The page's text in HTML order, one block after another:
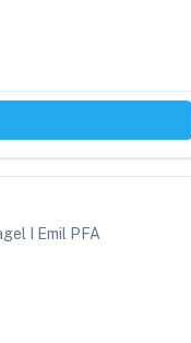
I Emil PFA